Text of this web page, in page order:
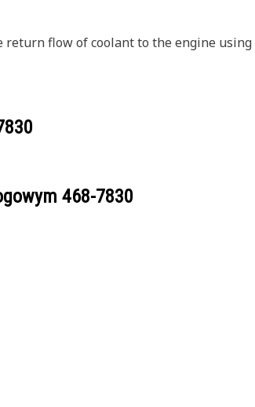
return flow of coolant to the engine
468-7830